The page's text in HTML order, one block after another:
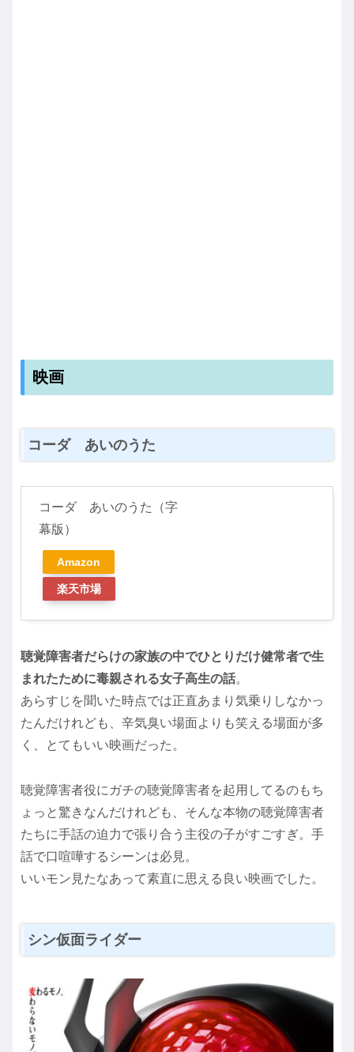
映画
コーダ あいのうた
コーダ あいのうた（字
幕版）
Amazon
楽天市場
聴覚障害者だらけの家族の中でひとりだけ健常者で生
まれたために毒親される女子高生の話。
あらすじを聞いた時点では正直あまり気乗りしなかっ
たんだけれども、辛気臭い場面よりも笑える場面が多
く、とてもいい映画だった。
聴覚障害者役にガチの聴覚障害者を起用してるのもち
ょっと驚きなんだけれども、そんな本物の聴覚障害者
たちに手話の迫力で張り合う主役の子がすごすぎ。手
話で口喧嘩するシーンは必見。
いいモン見たなあって素直に思える良い映画でした。
シン仮面ライダー